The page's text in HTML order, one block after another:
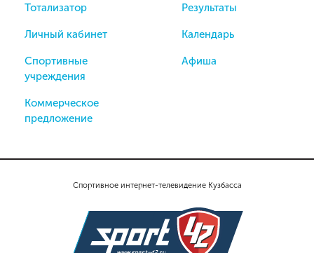
Спортивное интернет-телевидение Кузбасса
Тотализатор
Личный кабинет
Спортивные
учреждения
Коммерческое
предложение
Результаты
Календарь
Афиша